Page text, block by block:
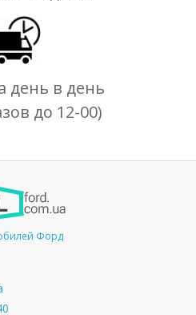
день в день
до 12-00)
Форд